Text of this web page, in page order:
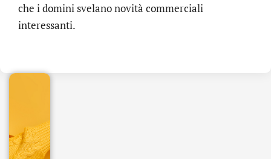
che i domini svelano novità commerciali
interessanti..online